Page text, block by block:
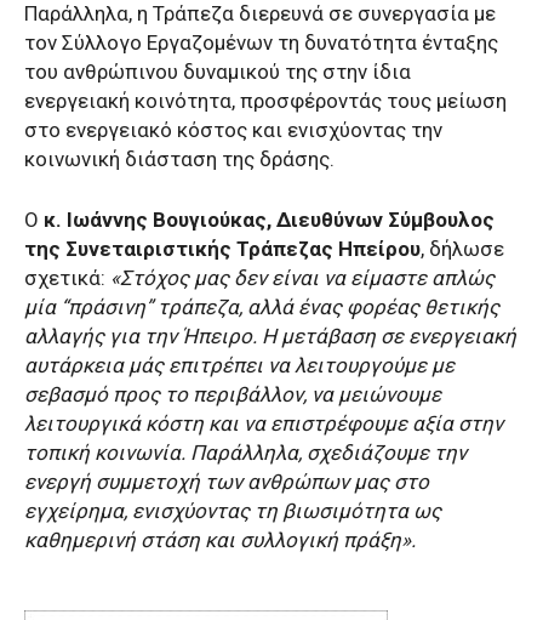
Παράλληλα, η Τράπεζα διερευνά σε συνεργασία με
τον Σύλλογο Εργαζομένων τη δυνατότητα ένταξης
του ανθρώπινου δυναμικού της στην ίδια
ενεργειακή κοινότητα, προσφέροντάς τους μείωση
στο ενεργειακό κόστος και ενισχύοντας την
κοινωνική διάσταση της δράσης.
Ο κ. Ιωάννης Βουγιούκας, Διευθύνων Σύμβουλος
της Συνεταιριστικής Τράπεζας Ηπείρου, δήλωσε
σχετικά: «Στόχος μας δεν είναι να είμαστε απλώς
μία “πράσινη” τράπεζα, αλλά ένας φορέας θετικής
αλλαγής για την Ήπειρο. Η μετάβαση σε ενεργειακή
αυτάρκεια μάς επιτρέπει να λειτουργούμε με
σεβασμό προς το περιβάλλον, να μειώνουμε
λειτουργικά κόστη και να επιστρέφουμε αξία στην
τοπική κοινωνία. Παράλληλα, σχεδιάζουμε την
ενεργή συμμετοχή των ανθρώπων μας στο
εγχείρημα, ενισχύοντας τη βιωσιμότητα ως
καθημερινή στάση και συλλογική πράξη».